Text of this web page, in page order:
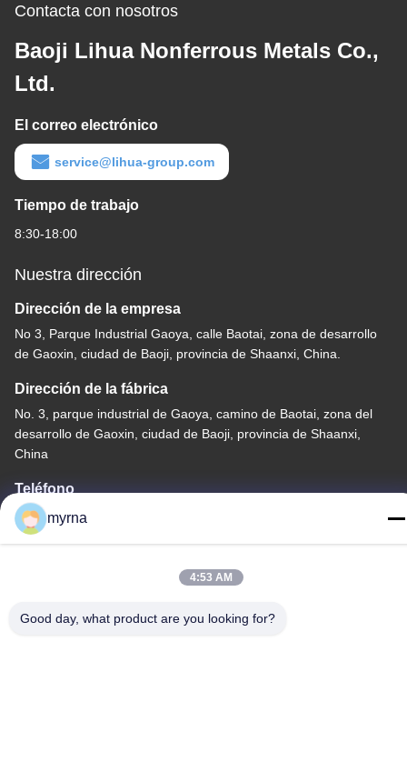
Contacta con nosotros
Baoji Lihua Nonferrous Metals Co.,
Ltd.
El correo electrónico
service@lihua-group.com
Tiempo de trabajo
8:30-18:00
Nuestra dirección
Dirección de la empresa
No 3, Parque Industrial Gaoya, calle Baotai, zona de desarrollo
de Gaoxin, ciudad de Baoji, provincia de Shaanxi, China.
Dirección de la fábrica
No. 3, parque industrial de Gaoya, camino de Baotai, zona del
desarrollo de Gaoxin, ciudad de Baoji, provincia de Shaanxi,
China
Teléfono
86-13325372991
China buena calidad Freno de titanio Proveedor. Derecho de
myrna
4:53 AM
Good day, what product are you looking for?